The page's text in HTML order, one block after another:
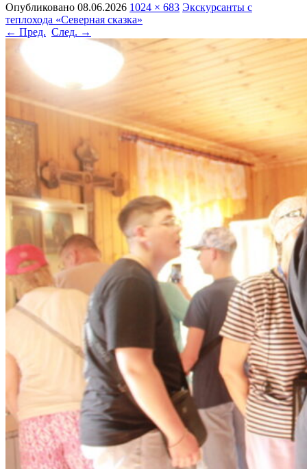
Опубликовано 08.06.2026 1024 × 683 Экскурсанты с
теплохода «Северная сказка»
← Пред. След. →